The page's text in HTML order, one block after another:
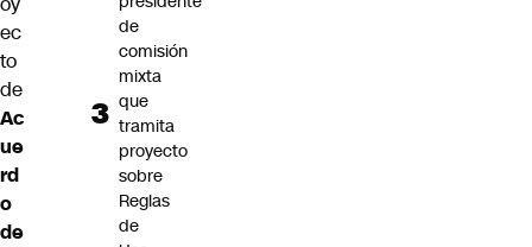
ec
to
de
Ac
ue
rd
o
de
de
comisión
mixta
que
tramita
proyecto
sobre
Reglas
de